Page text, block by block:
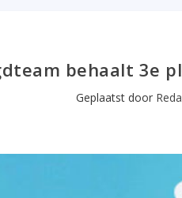
behaalt 3e
Geplaatst door